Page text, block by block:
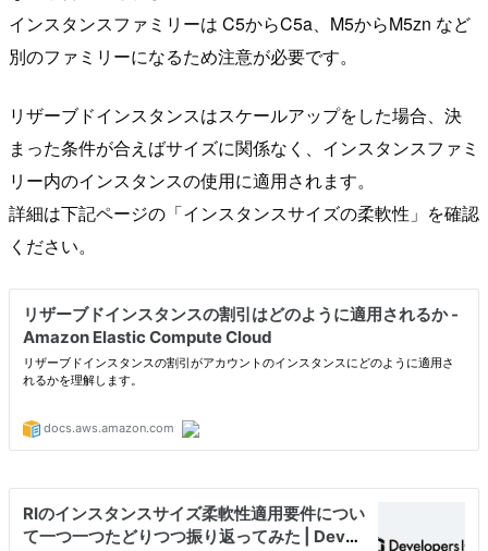
インスタンスファミリーは C5からC5a、M5からM5zn など
別のファミリーになるため注意が必要です。
リザーブドインスタンスはスケールアップをした場合、決
まった条件が合えばサイズに関係なく、インスタンスファミ
リー内のインスタンスの使用に適用されます。
詳細は下記ページの「インスタンスサイズの柔軟性」を確認
ください。